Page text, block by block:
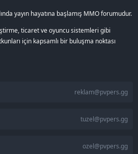
yayın hayatına başlamış MMO forumudur.
ticaret ve oyuncu sistemleri gibi
için kapsamlı bir buluşma noktası
reklam@pvpers.gg
tuzel@pvpers.gg
ozel@pvpers.gg